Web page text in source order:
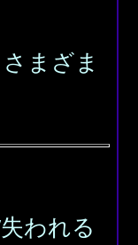
まざま
われる